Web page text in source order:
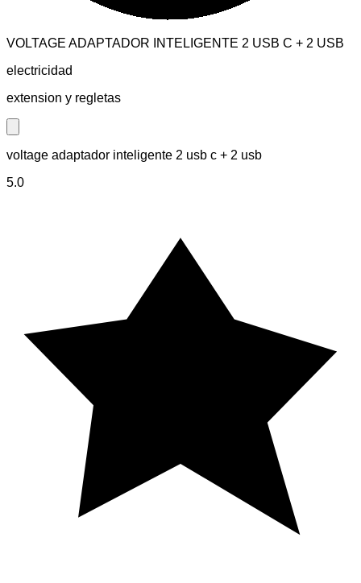
VOLTAGE ADAPTADOR INTELIGENTE 2 USB C + 2 USB
electricidad
extension y regletas
Close modal
voltage adaptador inteligente 2 usb c + 2 usb
5.0